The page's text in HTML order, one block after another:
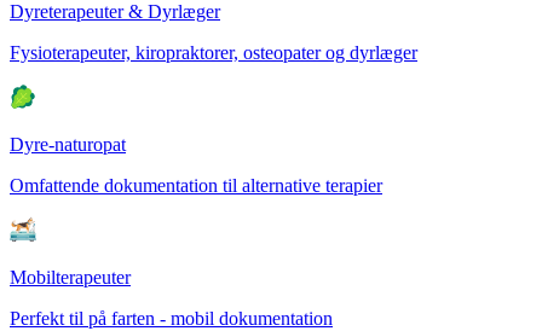
Dyreterapeuter & Dyrlæger
Fysioterapeuter, kiropraktorer, osteopater og dyrlæger
Dyre-naturopat
Omfattende dokumentation til alternative terapier
Mobilterapeuter
Perfekt til på farten - mobil dokumentation